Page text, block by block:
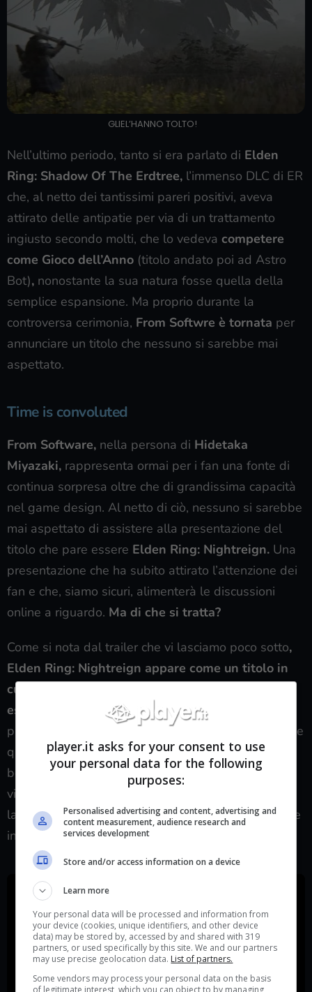
GLIEL’HANNO TOLTO!
Nell’ultimo periodo, tanto si era parlato di Elden
Ring: Shadow Of The Erdtree, l’immenso DLC di ER
che, al netto dei tantissimi pareri positivi, aveva
attirato delle antipatie per via di un trattamento
ingiusto secondo molti, che lo vedeva competere
come Gioco dell’Anno (titolo andato poi ad Astro
Bot), nonostante la sua natura fosse quella della
semplice espansione. Ma proprio durante la
controversa cerimonia, From Softwre è tornata per
annunciare un titolo che nessuno si sarebbe mai
aspettato.
Time is convoluted
From Software, nella persona di Hidetaka
Miyazaki, rappresenta ormai per i fan una fonte di
continua sorpresa oltre che di grandissima capacità
nel game design. Al netto di ciò, nessuno si sarebbe
mai aspettato di assistere alla presentazione del
titolo che pare essere Elden Ring: Nightreign. Una
presentazione che ha subito attirato l’attenzione dei
fan e che, siamo sicuri, alimenterà le discussioni
online a riguardo. Ma di che si tratta?
Come si nota dal trailer che vi lasciamo poco sotto,
Elden Ring: Nightreign appare come un titolo in
cui la collaborazione tra giocatori risulterà
essenziale
per riuscire a completare quelle che
paiono essere delle arene o delle istanze, durante le
quali ci si ritroverà ad affrontare nemici élite, mini
boss o boss. Sulle pagine ufficiali di From, il titolo
viene descritto come un
lasciando intendere che vi saranno varie meccaniche
inedite da tenere d’occhio.
player.it asks for your consent to use
your personal data for the following
purposes:
Personalised advertising and content, advertising and
content measurement, audience research and
services development
Store and/or access information on a device
Learn more
Your personal data will be processed and information from
your device (cookies, unique identifiers, and other device
data) may be stored by, accessed by and shared with 319
partners, or used specifically by this site. We and our partners
may use precise geolocation data. List of partners.
Some vendors may process your personal data on the basis
of legitimate interest, which you can object to by managing